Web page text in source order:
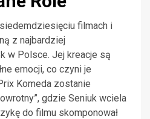
filmach i
z najbardziej
w Polsce. Jej kreacje są
emocji, co czyni je
Komeda zostanie
gdzie Seniuk wciela
do filmu skomponował